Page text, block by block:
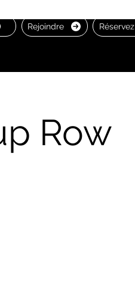
Rejoindre Réservez
Row